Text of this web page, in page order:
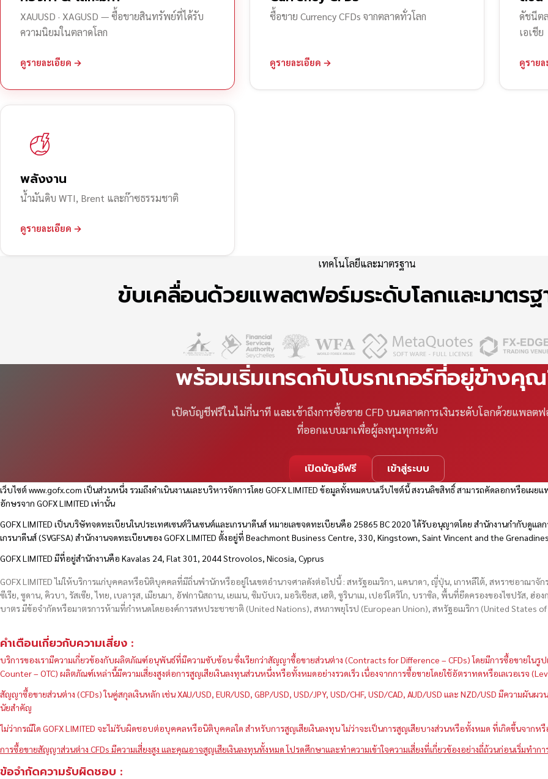
XAUUSD · XAGUSD — ซื้อขายสินทรัพย์ที่ได้รับ
ความนิยมในตลาดโลก
ดูรายละเอียด →
ซื้อขาย Currency CFDs จากตลาดทั่วโลก
ดูรายละเอียด →
ดัชนีต
เอเชีย
ดูราย
พลังงาน
น้ำมันดิบ WTI, Brent และก๊าซธรรมชาติ
ดูรายละเอียด →
เทคโนโลยีและมาตรฐาน
ขับเคลื่อนด้วยแพลตฟอร์มระดับโลกและมาตรฐ
พร้อมเริ่มเทรดกับโบรกเกอร์ที่อยู่ข้างคุ
เปิดบัญชีฟรีในไม่กี่นาที และเข้าถึงการซื้อขาย CFD บนตลาดการเงินระดับโลกด้วยแพลตฟ
ที่ออกแบบมาเพื่อผู้ลงทุนทุกระดับ
เปิดบัญชีฟรี เข้าสู่ระบบ
เว็บไซต์www.gofx.com เป็นส่วนหนึ่ง รวมถึงดำเนินงานและบริหารจัดการโดย GOFX LIMITED ข้อมูลทั้งหมดบนเว็บไซต์นี้ สงวนลิขสิทธิ์ สามารถคัดลอกหรือเผ
อักษรจาก GOFX LIMITED เท่านั้น
GOFX LIMITED เป็นบริษัทจดทะเบียนในประเทศเซนต์วินเซนต์และเกรนาดีนส์ หมายเลขจดทะเบียนคือ 25865 BC 2020 ได้รับอนุญาตโดย สำนักงานกำกับดูแล
เกรนาดีนส์ (SVGFSA) สำนักงานจดทะเบียนของ GOFX LIMITED ตั้งอยู่ที่ Beachmont Business Centre, 330, Kingstown, Saint Vincent and the Grenadines
GOFX LIMITED มีที่อยู่สำนักงานคือ Kavalas 24, Flat 301, 2044 Strovolos, Nicosia, Cyprus
GOFX LIMITED ไม่ให้บริการแก่บุคคลหรือนิติบุคคลที่มีถิ่นพำนักหรืออยู่ในเขตอำนาจศาลดังต่อไปนี้ : สหรัฐอเมริกา, แคนาดา, ญี่ปุ่น, เกาหลีใต้, สหราชอาณาจั
ซีเรีย, ซูดาน, คิวบา, รัสเซีย, ไทย, เบลารุส, เมียนมา, อัฟกานิสถาน, เยเมน, ซิมบับเว, มอริเชียส, เฮติ, ซูรินาเม, เปอร์โตริโก, บราซิล, พื้นที่ยึดครองของไซปรัส, ฮ่อ
บาตร มีข้อจำกัดหรือมาตรการห้ามที่กำหนดโดยองค์การสหประชาชาติ (United Nations), สหภาพยุโรป (European Union), สหรัฐอเมริกา (United States
คำเตือนเกี่ยวกับความเสี่ยง :
บริการของเรามีความเกี่ยวข้องกับผลิตภัณฑ์อนุพันธ์ที่มีความซับซ้อน ซึ่งเรียกว่าสัญญาซื้อขายส่วนต่าง (Contracts for Difference – CFDs) โดยมีการซื้อขายใ
Counter – OTC) ผลิตภัณฑ์เหล่านี้มีความเสี่ยงสูงต่อการสูญเสียเงินลงทุนส่วนหนึ่งหรือทั้งหมดอย่างรวดเร็ว เนื่องจากการซื้อขายโดยใช้อัตราทดหรือเลเวอเรจ
สัญญาซื้อขายส่วนต่าง (CFDs) ในคู่สกุลเงินหลัก เช่น XAU/USD, EUR/USD, GBP/USD, USD/JPY, USD/CHF, USD/CAD, AUD/USD และ NZD/USD มีความผัน
นัยสำคัญ
ไม่ว่ากรณีใด GOFX LIMITED จะไม่รับผิดชอบต่อบุคคลหรือนิติบุคคลใด สำหรับการสูญเสียเงินลงทุน ไม่ว่าจะเป็นการสูญเสียบางส่วนหรือทั้งหมด ที่เกิดขึ้นจากหรื
การซื้อขายสัญญาส่วนต่าง CFDs มีความเสี่ยงสูง และคุณอาจสูญเสียเงินลงทุนทั้งหมด โปรดศึกษาและทำความเข้าใจความเสี่ยงที่เกี่ยวข้องอย่างถี่ถ้วนก่อนเริ่มทำกา
ข้อจำกัดความรับผิดชอบ :